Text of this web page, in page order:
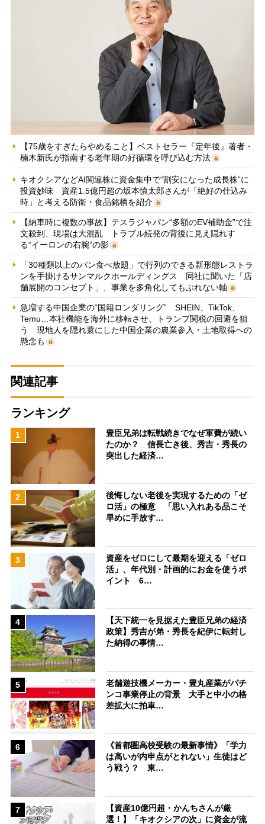
【75歳をすぎたらやめること】ベストセラー『定年後』著者・
楠木新氏が指南する老年期の好循環を呼び込む方法
キオクシアなどAI関連株に資金集中で“割安になった成長株”に
投資妙味 資産1.5億円超の坂本慎太郎さんが「絶好の仕込み
時」と考える防衛・食品銘柄を紹介
【納車時に複数の事故】テスラジャパン“多額のEV補助金”で注
文殺到、現場は大混乱 トラブル続発の背後に見え隠れす
る“イーロンの右腕”の影
「30種類以上のパン食べ放題」で行列のできる新形態レストラ
ンを手掛けるサンマルクホールディングス 同社に聞いた「店
舗展開のコンセプト」、事業を多角化してもぶれない軸
急増する中国企業の“国籍ロンダリング” SHEIN、TikTok、
Temu…本社機能を海外に移転させ、トランプ関税の回避を狙
う 現地人を隠れ蓑にした中国企業の農業参入・土地取得への
懸念も
関連記事
ランキング
1
豊臣兄弟は転戦続きでなぜ軍費が続い
たのか？ 信長亡き後、秀吉・秀長の
突出した経済…
2
後悔しない老後を実現するための「ゼ
ロ活」の極意 「思い入れある品こそ
早めに手放す…
3
資産をゼロにして最期を迎える「ゼロ
活」、年代別・計画的にお金を使うポ
イント 6…
4
【天下統一を見据えた豊臣兄弟の経済
政策】秀吉が弟・秀長を紀伊に転封し
た納得の事情…
5
老舗遊技機メーカー・豊丸産業がパチ
ンコ事業停止の背景 大手と中小の格
差拡大に拍車…
6
《首都圏高校受験の最新事情》「学力
は高いが内申点がとれない」生徒はど
う戦う？ 東…
7
【資産10億円超・かんちさんが厳
選！】「キオクシアの次」に資金が流